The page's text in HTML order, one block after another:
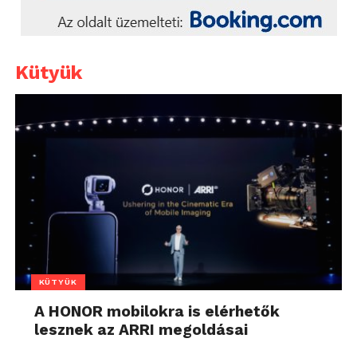
Kütyük
KÜTYÜK
A HONOR mobilokra is elérhetők
lesznek az ARRI megoldásai